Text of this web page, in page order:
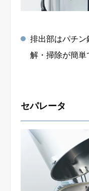
排出部はパチン
解・掃除が簡単
セパレータ